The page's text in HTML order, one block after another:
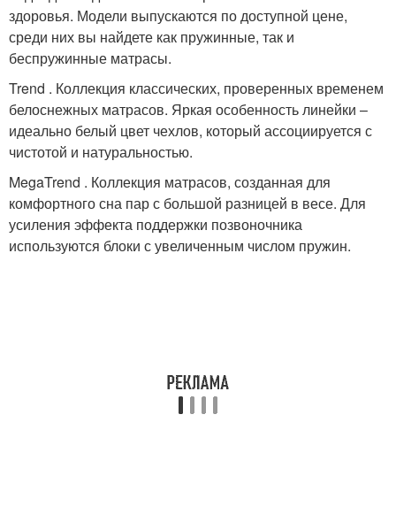
здоровья. Модели выпускаются по доступной цене,
среди них вы найдете как пружинные, так и
беспружинные матрасы.
Trend . Коллекция классических, проверенных временем
белоснежных матрасов. Яркая особенность линейки –
идеально белый цвет чехлов, который ассоциируется с
чистотой и натуральностью.
MegaTrend . Коллекция матрасов, созданная для
комфортного сна пар с большой разницей в весе. Для
усиления эффекта поддержки позвоночника
используются блоки с увеличенным числом пружин.